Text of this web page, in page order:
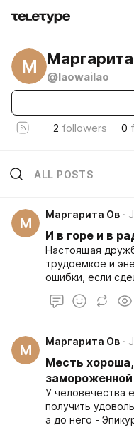
М @laowailao
2 followers 0
ALL POSTS
М
Маргарита Ов
И в горе и в
Настоящая дружба, как и любовь, дело
трудоемкое и
ошибки, если
М
Маргарита Ов
Месть
замороженной
У человечества
получить
а до него -